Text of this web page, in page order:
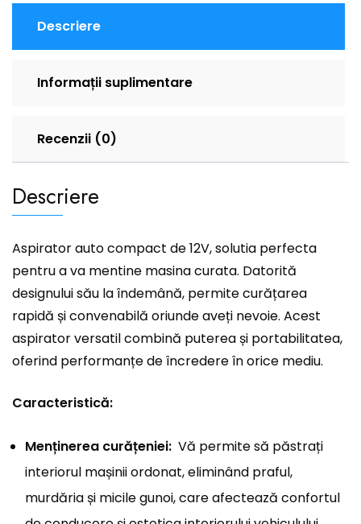
Descriere
Informații suplimentare
Recenzii (0)
Descriere
Aspirator auto compact de 12V, solutia perfecta
pentru a va mentine masina curata. Datorită
designului său la îndemână, permite curățarea
rapidă și convenabilă oriunde aveți nevoie. Acest
aspirator versatil combină puterea și portabilitatea,
oferind performanțe de încredere în orice mediu.
Caracteristică:
Menținerea curățeniei: Vă permite să păstrați
interiorul mașinii ordonat, eliminând praful,
murdăria și micile gunoi, care afectează confortul